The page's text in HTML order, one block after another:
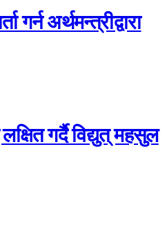
गर्न अर्थमन्त्रीद्वारा
गर्दै विद्युत् महसुल